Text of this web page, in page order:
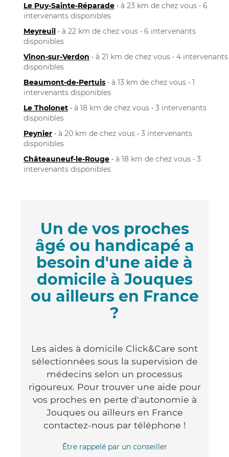
Le Puy-Sainte-Réparade • à 23 km de chez vous • 6
intervenants disponibles
Meyreuil • à 22 km de chez vous • 6 intervenants
disponibles
Vinon-sur-Verdon • à 21 km de chez vous • 4 intervenants
disponibles
Beaumont-de-Pertuis • à 13 km de chez vous • 1
intervenants disponibles
Le Tholonet • à 18 km de chez vous • 3 intervenants
disponibles
Peynier • à 20 km de chez vous • 3 intervenants
disponibles
Châteauneuf-le-Rouge • à 18 km de chez vous • 3
intervenants disponibles
Un de vos proches
âgé ou handicapé a
besoin d'une aide à
domicile à Jouques
ou ailleurs en France
?
Les aides à domicile Click&Care sont
sélectionnées sous la supervision de
médecins selon un processus
rigoureux. Pour trouver une aide pour
vos proches en perte d'autonomie à
Jouques ou ailleurs en France
contactez-nous par téléphone !
Être rappelé par un conseiller